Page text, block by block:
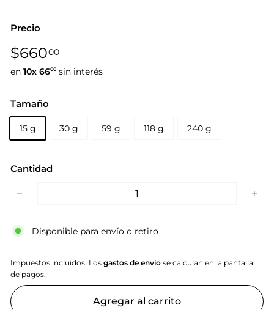
Precio
Precio
habitual
Precio
de
oferta
$66000$660,00
en 10x 6600 sin interés
Tamaño
15 g 30 g 59 g 118 g 240 g
Cantidad
Disponible para envío o retiro
Impuestos incluidos. Los gastos de envío se calculan en la pantalla
de pagos.
Agregar al carrito